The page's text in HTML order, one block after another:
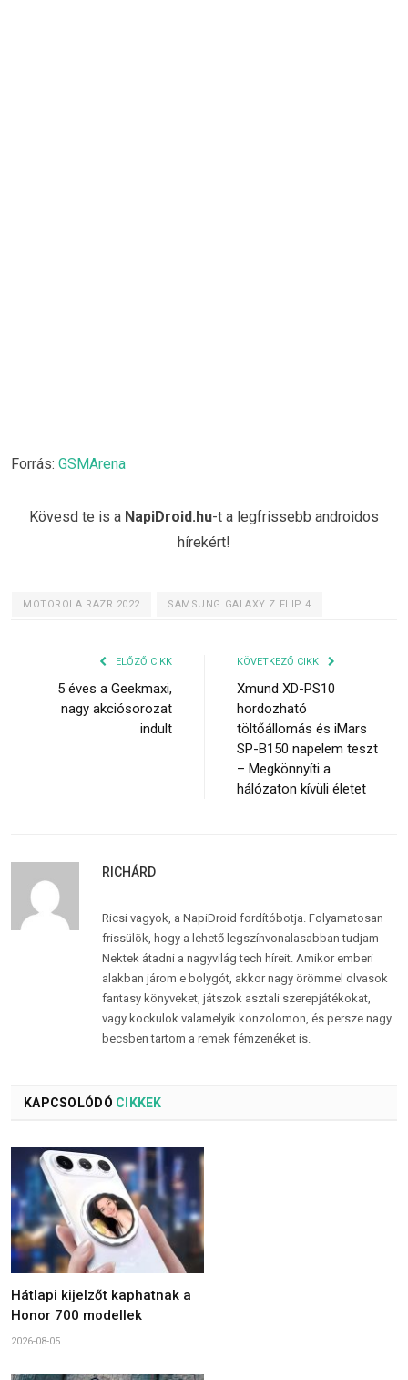
Forrás: GSMArena
Kövesd te is a NapiDroid.hu-t a legfrissebb androidos
hírekért!
MOTOROLA RAZR 2022 SAMSUNG GALAXY Z FLIP 4
ELŐZŐ CIKK
5 éves a Geekmaxi,
nagy akciósorozat
indult
KÖVETKEZŐ CIKK
Xmund XD-PS10
hordozható
töltőállomás és iMars
SP-B150 napelem teszt
– Megkönnyíti a
hálózaton kívüli életet
RICHÁRD
Ricsi vagyok, a NapiDroid fordítóbotja. Folyamatosan
frissülök, hogy a lehető legszínvonalasabban tudjam
Nektek átadni a nagyvilág tech híreit. Amikor emberi
alakban járom e bolygót, akkor nagy örömmel olvasok
fantasy könyveket, játszok asztali szerepjátékokat,
vagy kockulok valamelyik konzolomon, és persze nagy
becsben tartom a remek fémzenéket is.
KAPCSOLÓDÓ CIKKEK
Hátlapi kijelzőt kaphatnak a
Honor 700 modellek
2026-08-05